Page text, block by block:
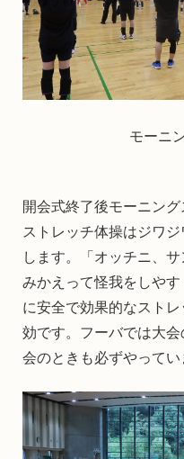
モーニ
開会式終了後モーニング
ストレッチ体操はジワ
します。「オッチニ、
みかえって怪我をしや
に安全で効果的なスト
効です。フーバでは大
会のときも必ずやってい